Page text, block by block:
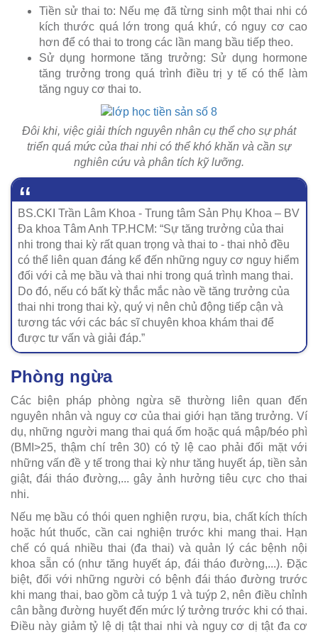
Tiền sử thai to: Nếu mẹ đã từng sinh một thai nhi có
kích thước quá lớn trong quá khứ, có nguy cơ cao
hơn để có thai to trong các lần mang bầu tiếp theo.
Sử dụng hormone tăng trưởng: Sử dụng hormone
tăng trưởng trong quá trình điều trị y tế có thể làm
tăng nguy cơ thai to.
Đôi khi, việc giải thích nguyên nhân cụ thể cho sự phát
triển quá mức của thai nhi có thể khó khăn và cần sự
nghiên cứu và phân tích kỹ lưỡng.
BS.CKI Trần Lâm Khoa - Trung tâm Sản Phụ Khoa – BV
Đa khoa Tâm Anh TP.HCM: “Sự tăng trưởng của thai
nhi trong thai kỳ rất quan trọng và thai to - thai nhỏ đều
có thể liên quan đáng kể đến những nguy cơ nguy hiểm
đối với cả mẹ bầu và thai nhi trong quá trình mang thai.
Do đó, nếu có bất kỳ thắc mắc nào về tăng trưởng của
thai nhi trong thai kỳ, quý vị nên chủ động tiếp cận và
tương tác với các bác sĩ chuyên khoa khám thai để
được tư vấn và giải đáp.”
Phòng ngừa
Các biện pháp phòng ngừa sẽ thường liên quan đến
nguyên nhân và nguy cơ của thai giới hạn tăng trưởng. Ví
dụ, những người mang thai quá ốm hoặc quá mập/béo phì
(BMI>25, thậm chí trên 30) có tỷ lệ cao phải đối mặt với
những vấn đề y tế trong thai kỳ như tăng huyết áp, tiền sản
giật, đái tháo đường,... gây ảnh hưởng tiêu cực cho thai
nhi.
Nếu mẹ bầu có thói quen nghiện rượu, bia, chất kích thích
hoặc hút thuốc, cần cai nghiện trước khi mang thai. Hạn
chế có quá nhiều thai (đa thai) và quản lý các bệnh nội
khoa sẵn có (như tăng huyết áp, đái tháo đường,...). Đặc
biệt, đối với những người có bệnh đái tháo đường trước
khi mang thai, bao gồm cả tuýp 1 và tuýp 2, nên điều chỉnh
cân bằng đường huyết đến mức lý tưởng trước khi có thai.
Điều này giảm tỷ lệ dị tật thai nhi và nguy cơ dị tật đa cơ